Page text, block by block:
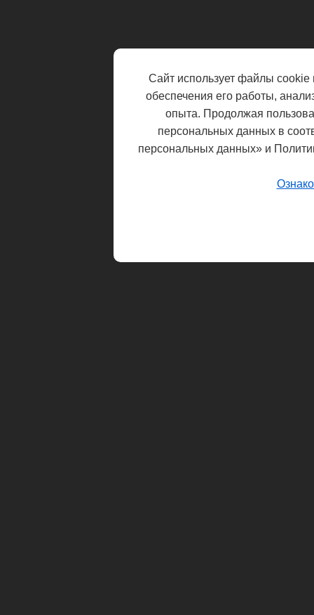
Сайт использует файлы cookie
обеспечения его работы,
опыта. Продолжая
персональных данных в
персональных данных» и